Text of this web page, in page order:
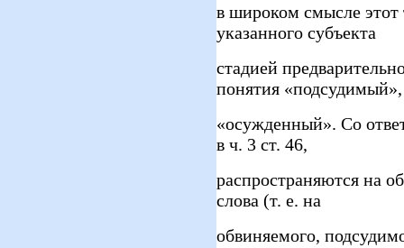
в широком смысле этот
указанного субъекта
стадией
понятия «подсудимый»,
«осужденный». Со
в ч. 3 ст. 46,
распространяются на
слова (т. е. на
обвиняемого,